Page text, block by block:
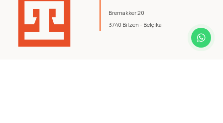
Bremakker 20
3740 Bilzen - Belçika